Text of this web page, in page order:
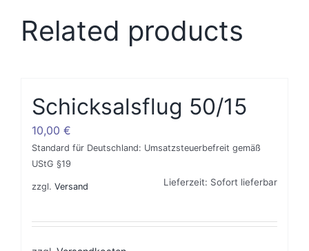
Related products
Schicksalsflug 50/15
10,00 €
Standard für Deutschland: Umsatzsteuerbefreit gemäß
UStG §19
zzgl. Versand Lieferzeit: Sofort lieferbar